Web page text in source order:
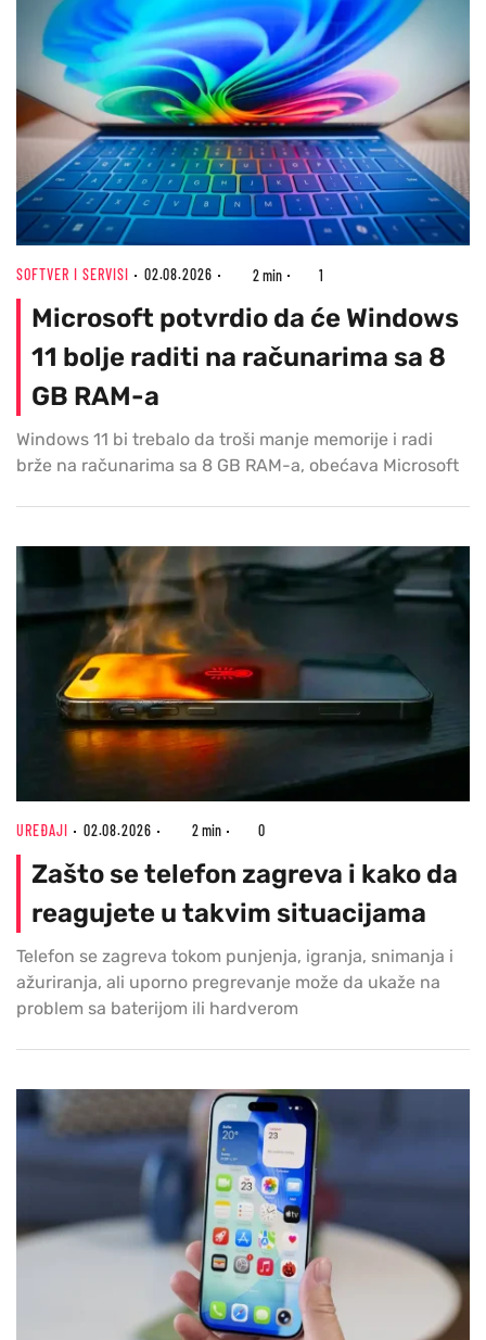
SOFTVER I SERVISI 02.08.2026 2 min 1
Microsoft potvrdio da će Windows
11 bolje raditi na računarima sa 8
GB RAM-a
Windows 11 bi trebalo da troši manje memorije i radi
brže na računarima sa 8 GB RAM-a, obećava Microsoft
UREĐAJI 02.08.2026 2 min 0
Zašto se telefon zagreva i kako da
reagujete u takvim situacijama
Telefon se zagreva tokom punjenja, igranja, snimanja i
ažuriranja, ali uporno pregrevanje može da ukaže na
problem sa baterijom ili hardverom